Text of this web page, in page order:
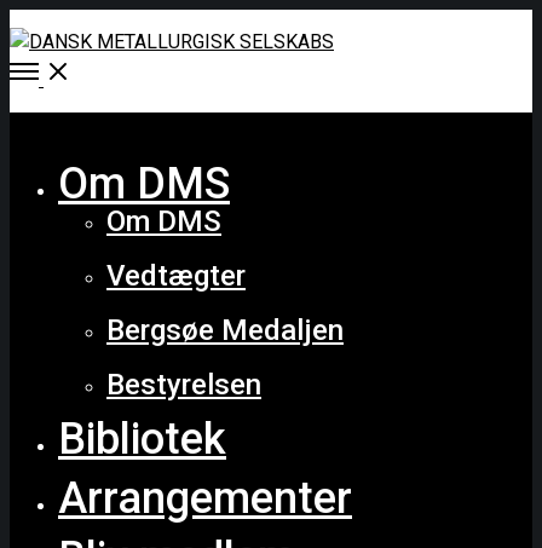
Open
Om DMS
Om DMS
Vedtægter
Bergsøe Medaljen
Bestyrelsen
Bibliotek
Arrangementer